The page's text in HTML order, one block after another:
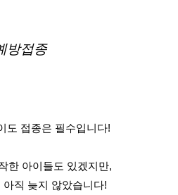
방접종
도 접종은 필수입니다!
한 아이들도 있겠지만,
직 늦지 않았습니다!